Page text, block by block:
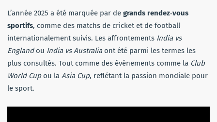
L’année 2025 a été marquée par de grands rendez‑vous
sportifs, comme des matchs de cricket et de football
internationalement suivis. Les affrontements India vs
Englandou India vs Australiaont été parmi les termes les
plus consultés. Tout comme des événements comme la Club
World Cupou la Asia Cup, reflétant la passion mondiale pour
le sport.